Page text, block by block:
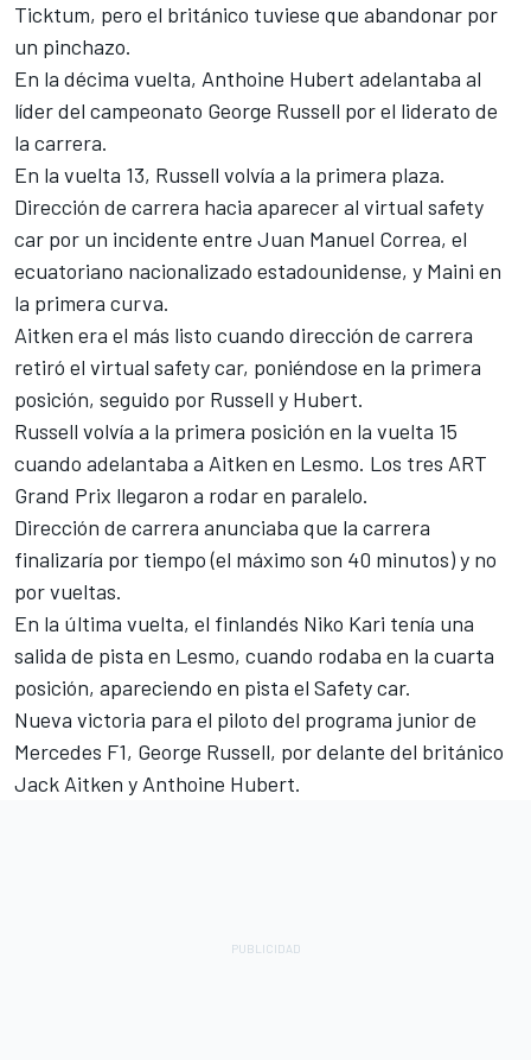
Ticktum, pero el británico tuviese que abandonar por
un pinchazo.
En la décima vuelta, Anthoine Hubert adelantaba al
líder del campeonato George Russell por el liderato de
la carrera.
En la vuelta 13, Russell volvía a la primera plaza.
Dirección de carrera hacia aparecer al virtual safety
car por un incidente entre Juan Manuel Correa, el
ecuatoriano nacionalizado estadounidense, y Maini en
la primera curva.
Aitken era el más listo cuando dirección de carrera
retiró el virtual safety car, poniéndose en la primera
posición, seguido por Russell y Hubert.
Russell volvía a la primera posición en la vuelta 15
cuando adelantaba a Aitken en Lesmo. Los tres ART
Grand Prix llegaron a rodar en paralelo.
Dirección de carrera anunciaba que la carrera
finalizaría por tiempo (el máximo son 40 minutos) y no
por vueltas.
En la última vuelta, el finlandés Niko Kari tenía una
salida de pista en Lesmo, cuando rodaba en la cuarta
posición, apareciendo en pista el Safety car.
Nueva victoria para el piloto del programa junior de
Mercedes F1, George Russell, por delante del británico
Jack Aitken y Anthoine Hubert.